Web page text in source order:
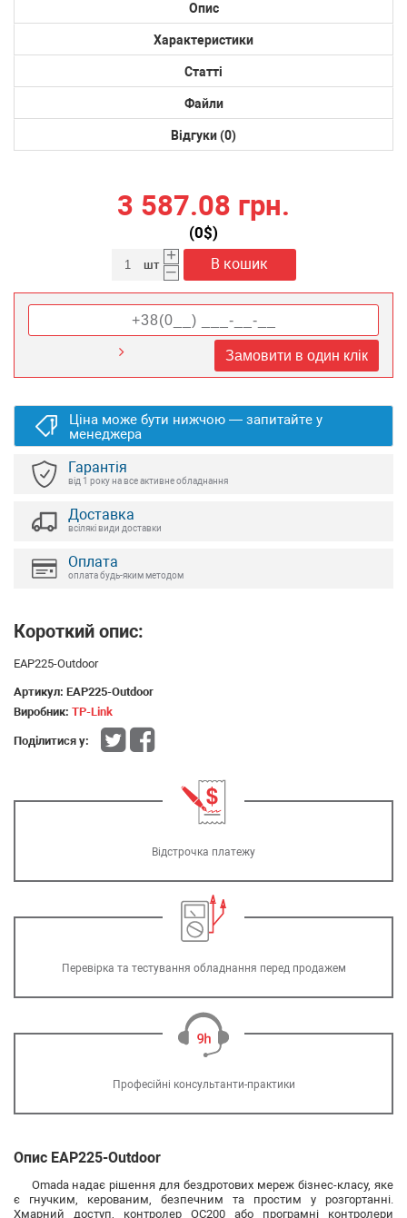
Опис
Характеристики
Статті
Файли
Відгуки (0)
3 587.08 грн.
(0$)
+
–
В кошик
шт
Замовити в один клік
Ціна може бути нижчою — запитайте у
менеджера
Гарантія
від 1 року на все активне обладнання
Доставка
всілякі види доставки
Оплата
оплата будь-яким методом
Короткий опис:
EAP225-Outdoor
Артикул: EAP225-Outdoor
Виробник: TP-Link
Поділитися у:
Відстрочка платежу
Перевірка та тестування обладнання перед продажем
Професійні консультанти-практики
Опис EAP225-Outdoor
Omada надає рішення для бездротових мереж бізнес-класу, яке
є гнучким, керованим, безпечним та простим у розгортанні.
Хмарний доступ, контролер OC200 або програмні контролери